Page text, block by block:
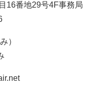
16番地29号4F事務局
）